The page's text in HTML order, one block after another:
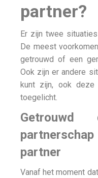
partner?
Er zijn twee
De meest
getrouwd of een
Ook zijn er andere
kunt zijn, ook
toegelicht.
Getrouwd
partner
Vanaf het moment